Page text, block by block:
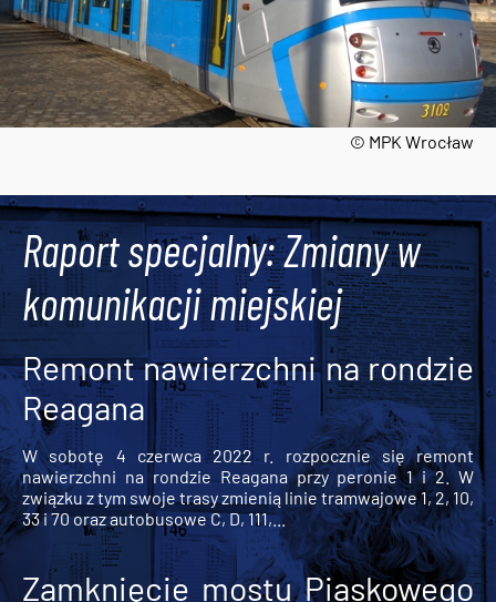
© MPK Wrocław
Raport specjalny: Zmiany w
komunikacji miejskiej
Remont nawierzchni na rondzie
Reagana
W sobotę 4 czerwca 2022 r. rozpocznie się remont
nawierzchni na rondzie Reagana przy peronie 1 i 2. W
związku z tym swoje trasy zmienią linie tramwajowe 1, 2, 10,
33 i 70 oraz autobusowe C, D, 111,...
Zamknięcie mostu Piaskowego